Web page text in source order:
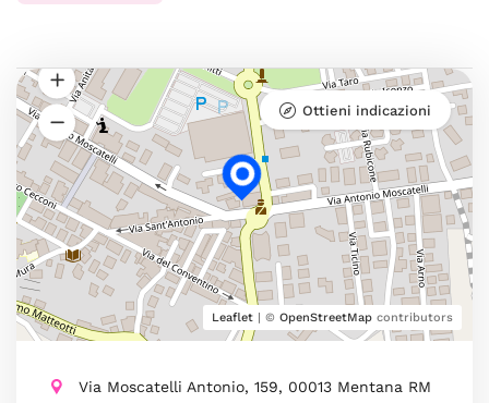
Leaflet | © OpenStreetMap contributors
Ottieni indicazioni
Via Moscatelli Antonio, 159, 00013 Mentana RM